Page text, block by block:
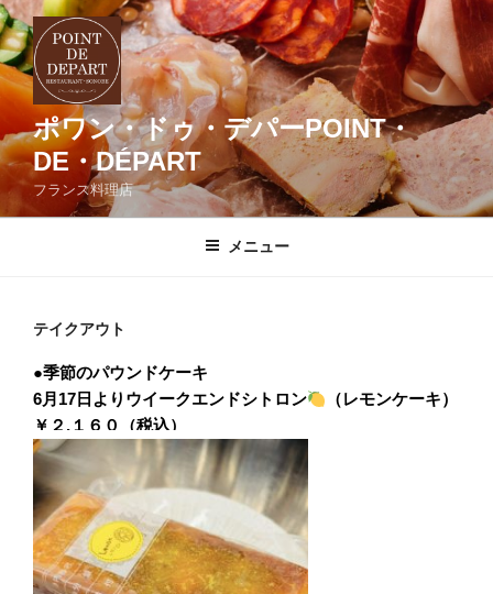
コ
ン
テ
ン
へ
ス
キ
ッ
ポワン・ドゥ・デパーPOINT・
DE・DÉPART
フランス料理店
メニュー
テイクアウト
●季節のパウンドケーキ
6月17日よりウイークエンドシトロン
（レモンケーキ）
￥２,１６０（税込）